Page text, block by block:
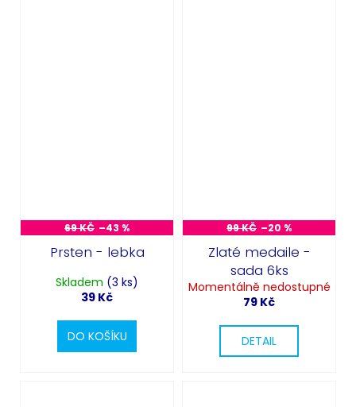
69 KČ –43 %
Prsten - lebka
Skladem (3 ks)
39 Kč
DO KOŠÍKU
99 KČ –20 %
Zlaté medaile -
sada 6ks
Momentálně nedostupné
79 Kč
DETAIL